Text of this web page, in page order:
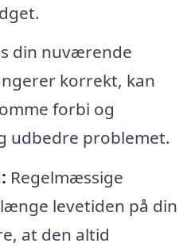
din nuværende
korrekt, kan
forbi og
udbedre problemet.
Regelmæssige
levetiden på din
at den altid